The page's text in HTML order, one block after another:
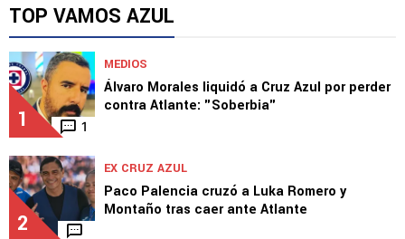
TOP VAMOS AZUL
1 1
MEDIOS
Álvaro Morales liquidó a Cruz Azul por perder
contra Atlante: "Soberbia"
2
EX CRUZ AZUL
Paco Palencia cruzó a Luka Romero y
Montaño tras caer ante Atlante